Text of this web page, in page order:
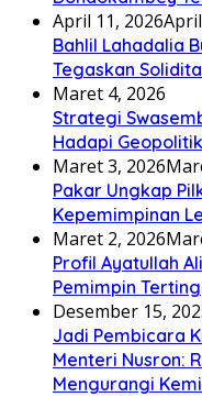
April 11, 2026
Bahlil Lahadalia
Tegaskan
Maret 4, 2026
Strategi
Hadapi
Maret 3, 2026
Pakar Ungkap
Kepemimpinan
Maret 2, 2026
Profil Ayatullah
Pemimpin
Desember 15,
Jadi Pembicara
Menteri Nusron:
Mengurangi